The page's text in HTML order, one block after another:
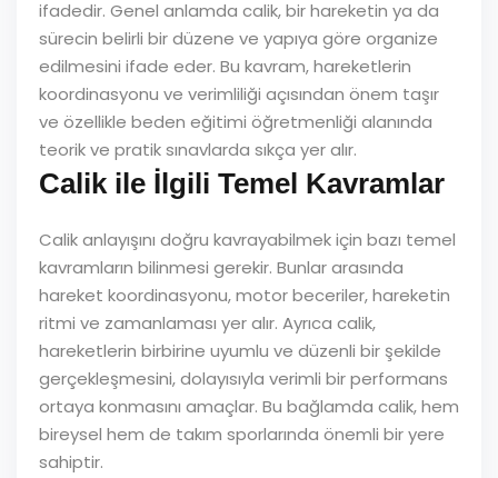
ifadedir. Genel anlamda calik, bir hareketin ya da
sürecin belirli bir düzene ve yapıya göre organize
edilmesini ifade eder. Bu kavram, hareketlerin
koordinasyonu ve verimliliği açısından önem taşır
ve özellikle beden eğitimi öğretmenliği alanında
teorik ve pratik sınavlarda sıkça yer alır.
Calik ile İlgili Temel Kavramlar
Calik anlayışını doğru kavrayabilmek için bazı temel
kavramların bilinmesi gerekir. Bunlar arasında
hareket koordinasyonu, motor beceriler, hareketin
ritmi ve zamanlaması yer alır. Ayrıca calik,
hareketlerin birbirine uyumlu ve düzenli bir şekilde
gerçekleşmesini, dolayısıyla verimli bir performans
ortaya konmasını amaçlar. Bu bağlamda calik, hem
bireysel hem de takım sporlarında önemli bir yere
sahiptir.